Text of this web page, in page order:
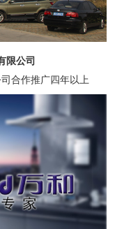
限公司
合作推广四年以上